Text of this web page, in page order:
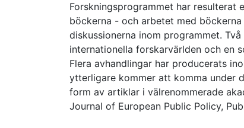
Forskningsprogrammet har
böckerna - och arbetet med
diskussionerna inom programmet.
internationella forskarvärlden och en
Flera avhandlingar har producerats
ytterligare kommer att komma under
form av artiklar i välrenommerade
Journal of European Public Policy,